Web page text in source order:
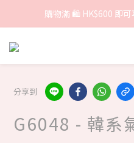
購物滿 🛍 HK$600 即
分享到
G6048 - 韓系